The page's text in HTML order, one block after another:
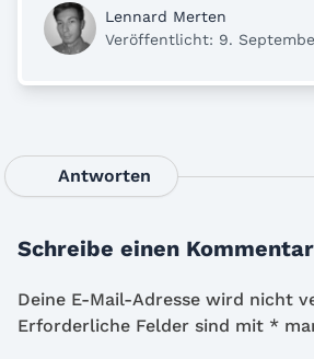
Lennard Merten
Veröffentlicht: 9.
Antworten
Schreibe einen Kommentar
Deine E-Mail-Adresse wird nicht
Erforderliche Felder sind mit *